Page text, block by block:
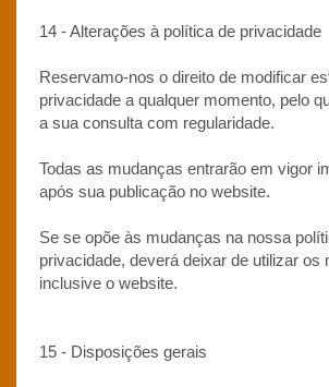
14 - Alterações à política de privacidade
Reservamo-nos o direito de modificar
privacidade a qualquer momento, pelo
a sua consulta com regularidade.
Todas as mudanças entrarão em vigor
após sua publicação no website.
Se se opõe às mudanças na nossa
privacidade, deverá deixar de utilizar os
inclusive o website.
15 - Disposições gerais